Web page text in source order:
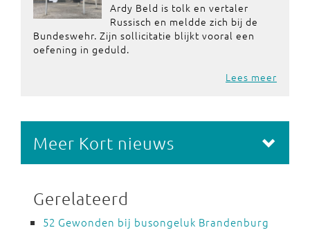
Ardy Beld is tolk en vertaler
Russisch en meldde zich bij de
Bundeswehr. Zijn sollicitatie blijkt vooral een
oefening in geduld.
Lees meer
Meer Kort nieuws
Gerelateerd
52 Gewonden bij busongeluk Brandenburg